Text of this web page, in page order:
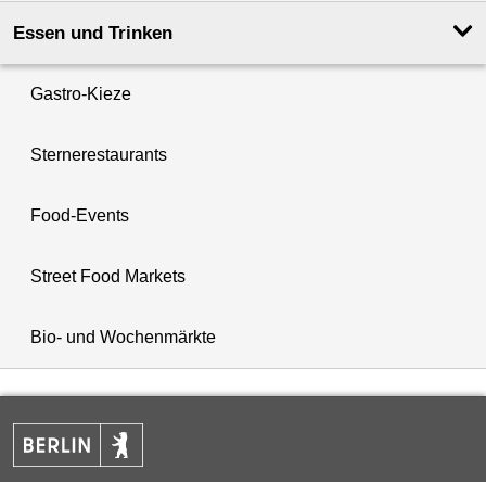
Essen und Trinken
Gastro-Kieze
Sternerestaurants
Food-Events
Street Food Markets
Bio- und Wochenmärkte